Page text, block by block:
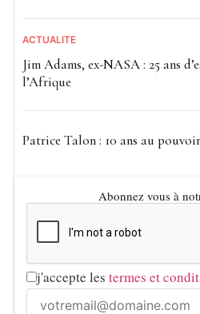
ACTUALITE
Jim Adams, ex-NASA : 25 ans
l’Afrique
Patrice Talon : 10 ans au
Abonnez vous à
j'accepte les termes et